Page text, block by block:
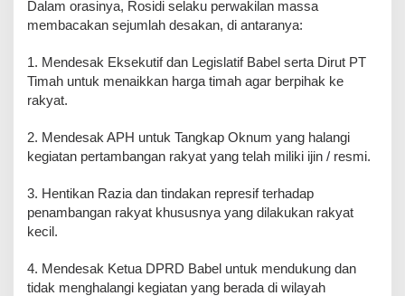
‎Dalam orasinya, Rosidi selaku perwakilan massa
membacakan sejumlah desakan, di antaranya:
1. Mendesak Eksekutif dan Legislatif Babel serta Dirut PT
Timah untuk menaikkan harga timah agar berpihak ke
rakyat.
2. Mendesak APH untuk Tangkap Oknum yang halangi
kegiatan pertambangan rakyat yang telah miliki ijin / resmi.
3. Hentikan Razia dan tindakan represif terhadap
penambangan rakyat khususnya yang dilakukan rakyat
kecil.
4. Mendesak Ketua DPRD Babel untuk mendukung dan
tidak menghalangi kegiatan yang berada di wilayah